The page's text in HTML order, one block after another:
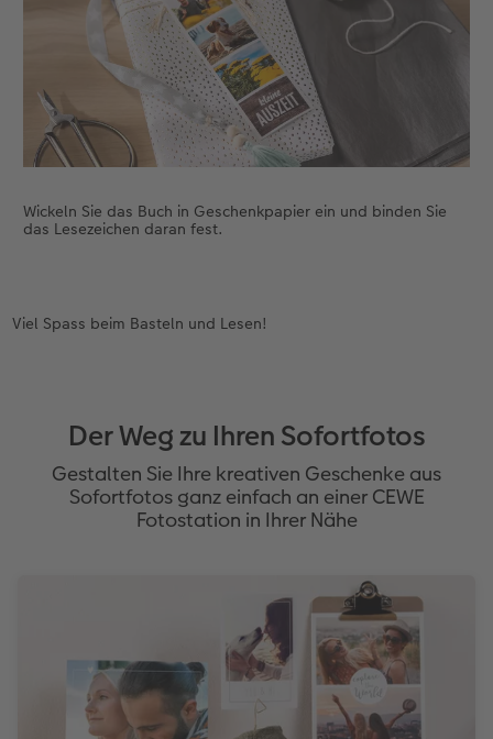
Wickeln Sie das Buch in Geschenkpapier ein und binden Sie
das Lesezeichen daran fest.
Viel Spass beim Basteln und Lesen!
Der Weg zu Ihren Sofortfotos
Gestalten Sie Ihre kreativen Geschenke aus
Sofortfotos ganz einfach an einer CEWE
Fotostation in Ihrer Nähe